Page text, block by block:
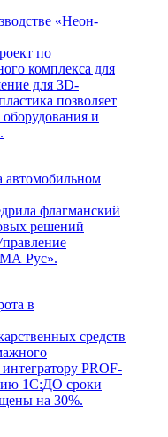
«Неон-
по
комплекса для
для 3D-
позволяет
и
автомобильном
флагманский
решений
Рус».
в
средств
PROF-
1С:ДО сроки
на 30%.